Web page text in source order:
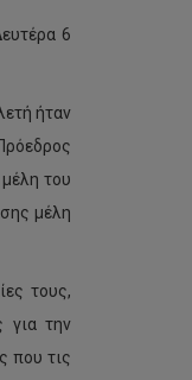
6
ήταν
του
μέλη
τους,
για την
που τις